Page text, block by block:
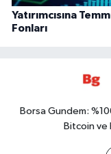
Yatırımcısına
Fonları
Borsa Gundem:
Bitcoin ve